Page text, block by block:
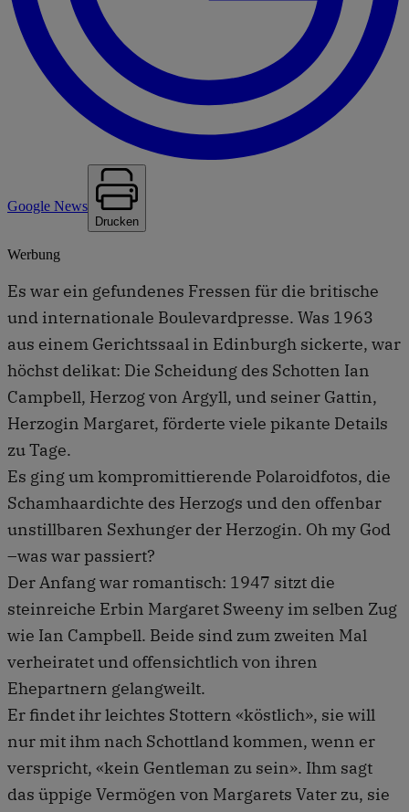
Google News
Drucken
Werbung
Es war ein gefundenes Fressen für die britische
und internationale Boulevardpresse. Was 1963
aus einem Gerichtssaal in Edinburgh sickerte, war
höchst delikat: Die Scheidung des Schotten Ian
Campbell, Herzog von Argyll, und seiner Gattin,
Herzogin Margaret, förderte viele pikante Details
zu Tage.
Es ging um kompromittierende Polaroidfotos, die
Schamhaardichte des Herzogs und den offenbar
unstillbaren Sexhunger der Herzogin. Oh my God
–was war passiert?
Der Anfang war romantisch: 1947 sitzt die
steinreiche Erbin Margaret Sweeny im selben Zug
wie Ian Campbell. Beide sind zum zweiten Mal
verheiratet und offensichtlich von ihren
Ehepartnern gelangweilt.
Er findet ihr leichtes Stottern «köstlich», sie will
nur mit ihm nach Schottland kommen, wenn er
verspricht, «kein Gentleman zu sein». Ihm sagt
das üppige Vermögen von Margarets Vater zu, sie